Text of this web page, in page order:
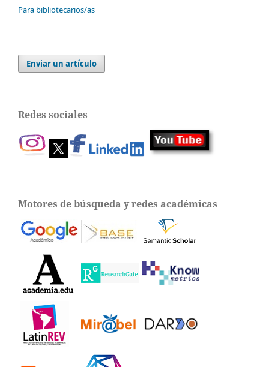
Para bibliotecarios/as
Enviar un artículo
Redes sociales
Motores de búsqueda y redes académicas